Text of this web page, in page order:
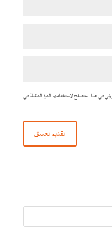
في هذا المتصفح لاستخدامها المرة المقبلة في